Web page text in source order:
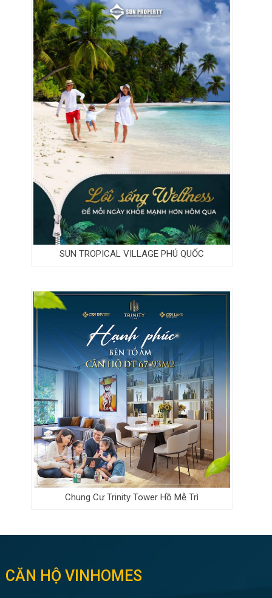
SUN TROPICAL VILLAGE PHÚ QUỐC
Chung Cư Trinity Tower Hồ Mễ Trì
CĂN HỘ VINHOMES